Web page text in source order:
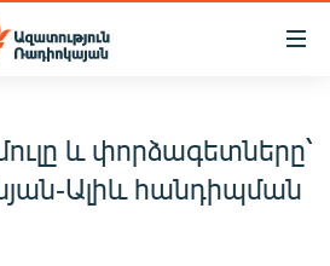
և փորձագետները՝
Ալիև հանդիպման